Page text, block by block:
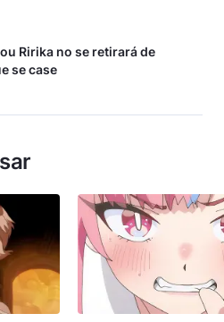
Ririka no se retirará de
se case